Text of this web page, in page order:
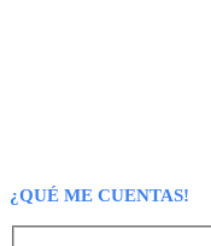
¿QUÉ ME CUENTAS!